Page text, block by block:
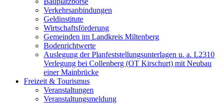
Verkehrsanbindungen
Geldinstitute
Wirtschaftsförderung
Gemeinden im Landkreis Miltenberg
Bodenrichtwerte
Auslegung der Planfeststellungsunterlagen u. a. L2310
Verlegung bei Collenberg (OT Kirschurt) mit Neubau
einer Mainbrücke
Freizeit & Tourismus
Veranstaltungen
Veranstaltungsmeldung